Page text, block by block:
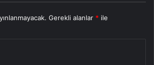
Gerekli alanlar * ile